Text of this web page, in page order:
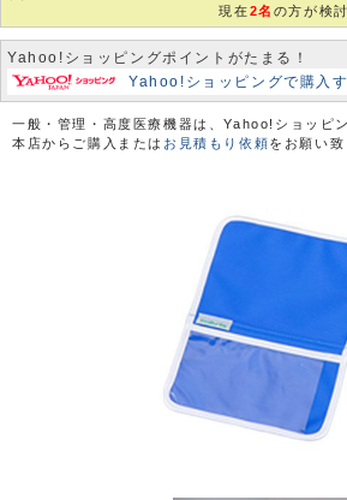
現在2名 の方が検
Yahoo!ショッピングポイントがたまる！
Yahoo!ショッピングで購入
一般・管理・高度医療機器は、Yahoo!ショッピ
本店からご購入または お見積もり依頼をお願い致